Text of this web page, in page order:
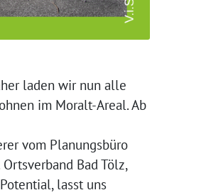
laden wir nun alle
im Moralt-Areal. Ab
vom Planungsbüro
Bad Tölz,
lasst uns